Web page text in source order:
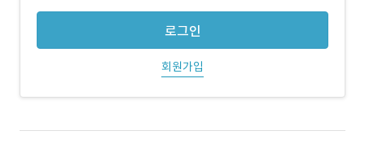
로그인
회원가입